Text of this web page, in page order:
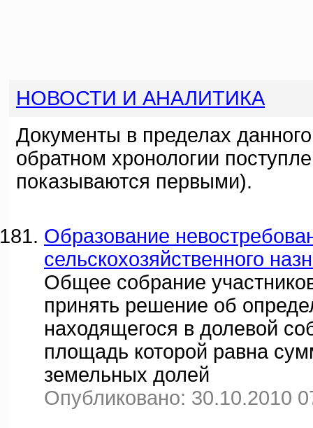
НОВОСТИ И АНАЛИТИКА
Документы в пределах
обратном хронологии
показываются первыми).
Образование
сельскохозяйственного
Общее собрание
принять решение об
находящегося в долевой
площадь которой равна
земельных долей
Опубликовано: 30.10.2010